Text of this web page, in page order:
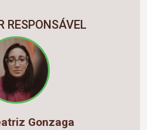
RESPONSÁVEL
Gonzaga